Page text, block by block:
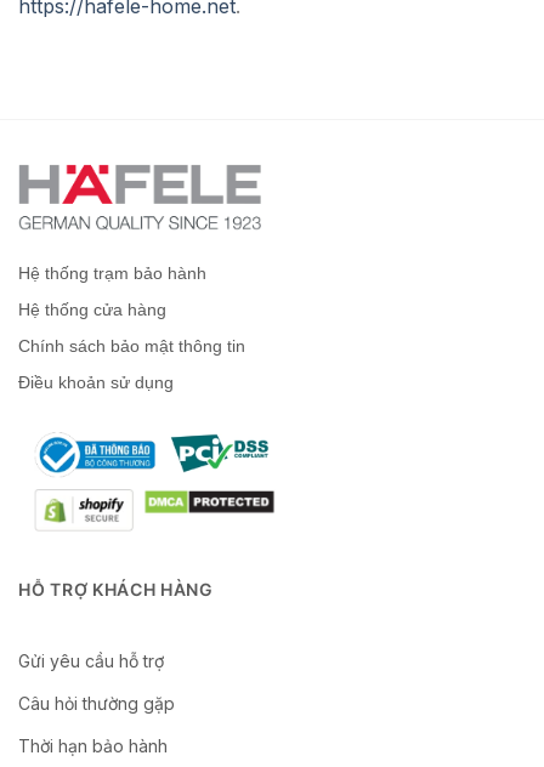
https://hafele-home.net.
Hệ thống trạm bảo hành
Hệ thống cửa hàng
Chính sách bảo mật thông tin
Điều khoản sử dụng
HỖ TRỢ KHÁCH HÀNG
Gửi yêu cầu hỗ trợ
Câu hỏi thường gặp
Thời hạn bảo hành